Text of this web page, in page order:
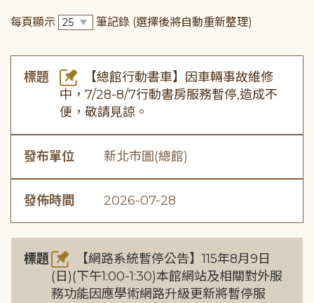
每頁顯示 筆記錄 (選擇後將自動重新整理)
標題
【總館行動書車】因車輛事故維修
中，7/28-8/7行動書房服務暫停,造成不
便，敬請見諒。
發布單位 新北市圖(總館)
發佈時間 2026-07-28
標題
【網路系統暫停公告】115年8月9日
(日)(下午1:00-1:30)本館網站及相關對外服
務功能因應學術網路升級更新將暫停服